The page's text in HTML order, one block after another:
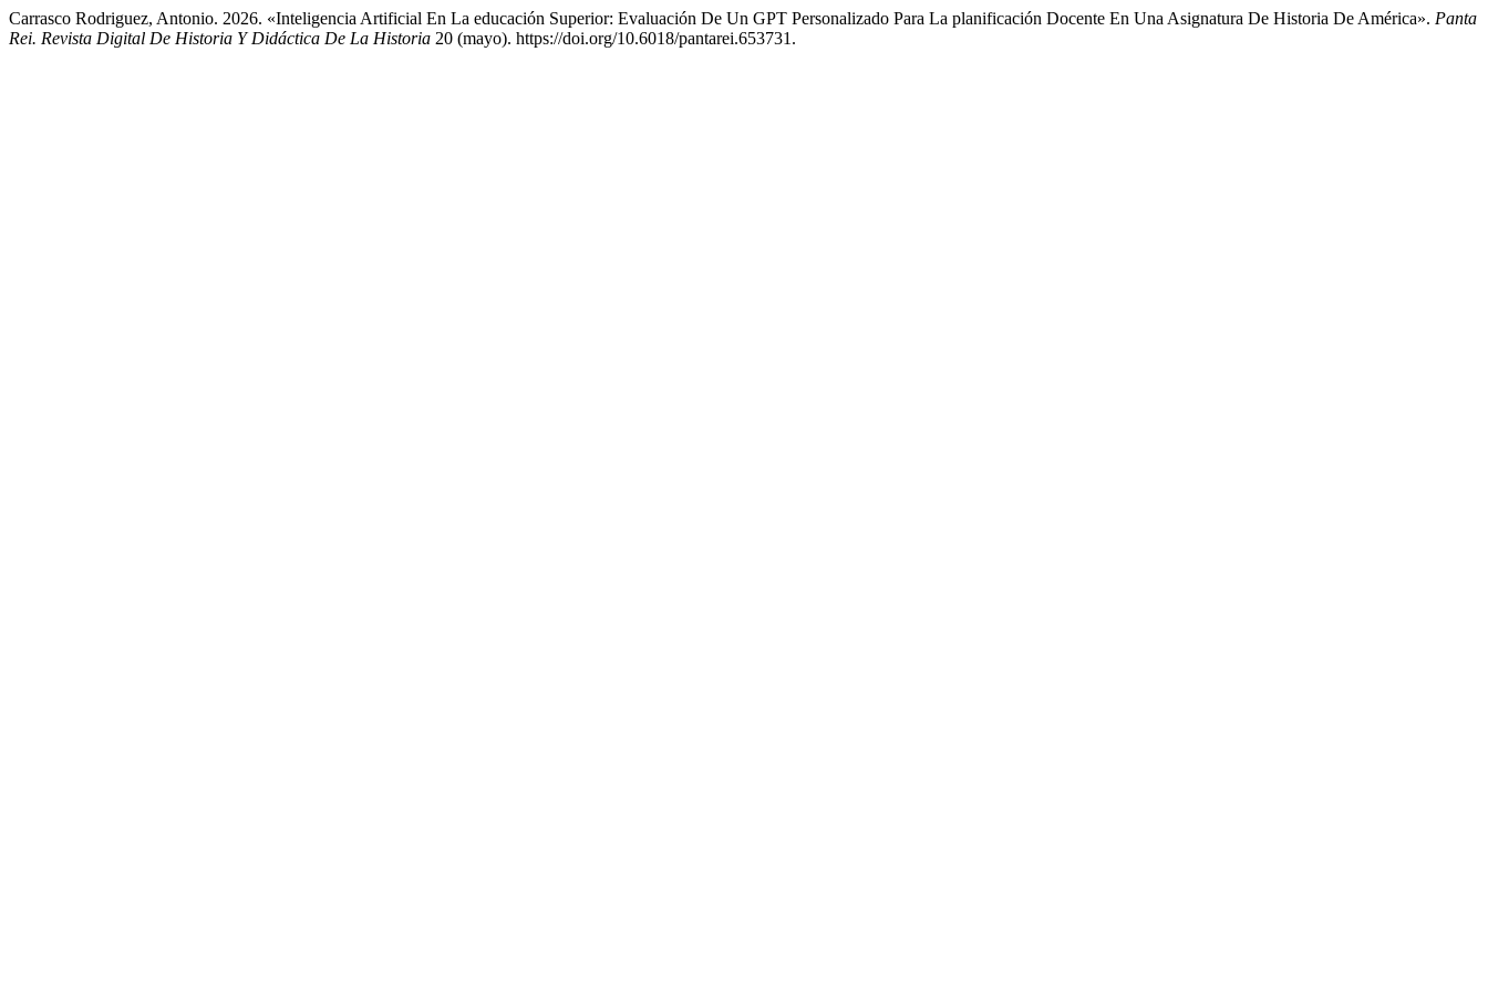
Carrasco Rodriguez, Antonio. 2026. «Inteligencia Artificial En La educación Superior: Evaluación De Un GPT Personalizado Para La planificación Docente En Una Asignatura De Historia De América». Panta
Rei. Revista Digital De Historia Y Didáctica De La Historia 20 (mayo). https://doi.org/10.6018/pantarei.653731.